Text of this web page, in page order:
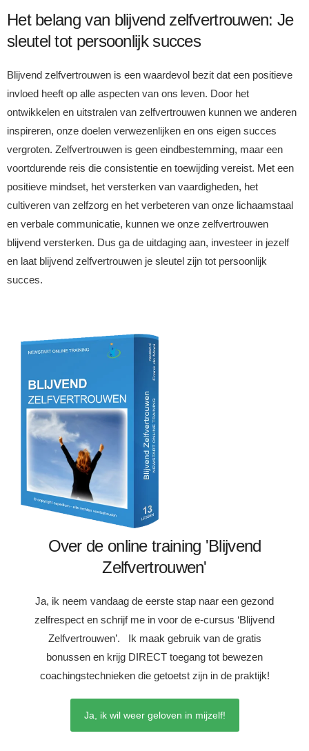
Het belang van blijvend zelfvertrouwen: Je
sleutel tot persoonlijk succes
Blijvend zelfvertrouwen is een waardevol bezit dat een positieve
invloed heeft op alle aspecten van ons leven. Door het
ontwikkelen en uitstralen van zelfvertrouwen kunnen we anderen
inspireren, onze doelen verwezenlijken en ons eigen succes
vergroten. Zelfvertrouwen is geen eindbestemming, maar een
voortdurende reis die consistentie en toewijding vereist. Met een
positieve mindset, het versterken van vaardigheden, het
cultiveren van zelfzorg en het verbeteren van onze lichaamstaal
en verbale communicatie, kunnen we onze zelfvertrouwen
blijvend versterken. Dus ga de uitdaging aan, investeer in jezelf
en laat blijvend zelfvertrouwen je sleutel zijn tot persoonlijk
succes.
Over de online training 'Blijvend
Zelfvertrouwen'
Ja, ik neem vandaag de eerste stap naar een gezond
zelfrespect en schrijf me in voor de e-cursus ‘Blijvend
Zelfvertrouwen’. Ik maak gebruik van de gratis
bonussen en krijg DIRECT toegang tot bewezen
coachingstechnieken die getoetst zijn in de praktijk!
Ja, ik wil weer geloven in mijzelf!